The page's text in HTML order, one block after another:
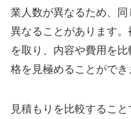
業人数が異なるため、同
異なることがあります
を取り、内容や費用を
格を見極めることができ
見積もりを比較するこ